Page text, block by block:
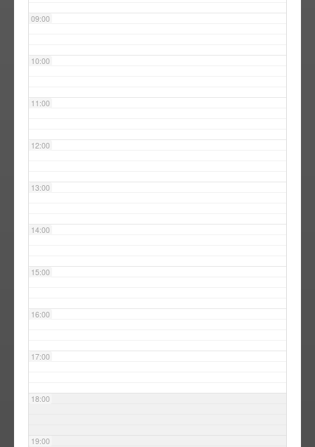
09:00
10:00
11:00
12:00
13:00
14:00
15:00
16:00
17:00
18:00
19:00